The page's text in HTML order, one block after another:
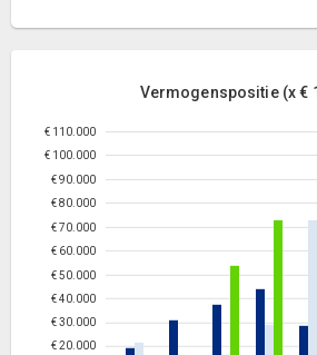
Vermogenspositie (x €
€ 20.000
€ 30.000
€ 40.000
€ 50.000
€ 60.000
€ 70.000
€ 80.000
€ 90.000
€ 100.000
€ 110.000